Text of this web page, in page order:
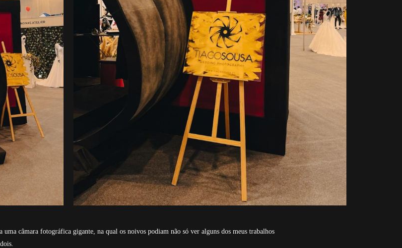
uma câmara fotográfica gigante, na qual os noivos podiam não só ver alguns dos meus trabalhos